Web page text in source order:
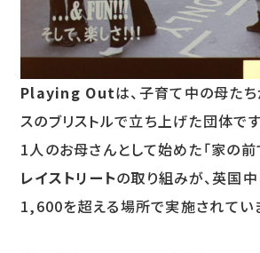
Playing Outは、子育て中の母た
スのブリストルで立ち上げた団体です
1人のお母さんとして始めた「家の前
レイストリートの取り組みが、英国
1,600を超える場所で実施されてい